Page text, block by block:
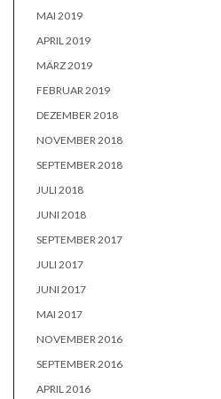
MAI 2019
APRIL 2019
MÄRZ 2019
FEBRUAR 2019
DEZEMBER 2018
NOVEMBER 2018
SEPTEMBER 2018
JULI 2018
JUNI 2018
SEPTEMBER 2017
JULI 2017
JUNI 2017
MAI 2017
NOVEMBER 2016
SEPTEMBER 2016
APRIL 2016